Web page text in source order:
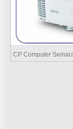
CP Computer